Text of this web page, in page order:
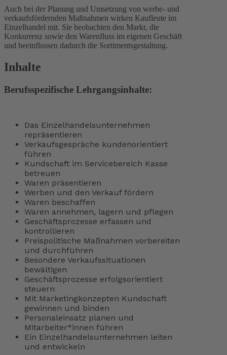
Auch bei der Planung und Umsetzung von werbe- und
verkaufsfördernden Maßnahmen wirken Kaufleute im
Einzelhandel mit. Sie beobachten den Markt, die
Konkurrenz sowie den Warenfluss im eigenen Geschäft
und beeinflussen dadurch die Sortimentsgestaltung.
Inhalte
Berufsspezifische Lehrgangsinhalte:
Das Einzelhandelsunternehmen
repräsentieren
Verkaufsgespräche kundenorientiert
führen
Kundschaft im Servicebereich Kasse
betreuen
Waren präsentieren
Werben und den Verkauf fördern
Waren beschaffen
Waren annehmen, lagern und pflegen
Geschäftsprozesse erfassen und
kontrollieren
Preispolitische Maßnahmen vorbereiten
und durchführen
Besondere Verkaufssituationen
bewältigen
Geschäftsprozesse erfolgsorientiert
steuern
Mit Marketingkonzepten Kundschaft
gewinnen und binden
Personaleinsatz planen und
Mitarbeiter*innen führen
Ein Einzelhandelsunternehmen leiten
und entwickeln